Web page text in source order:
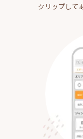
クリップして